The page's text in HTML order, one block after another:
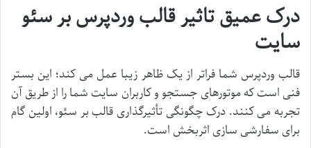
درک عمیق تاثیر قالب وردپرس بر سئو
سایت
قالب وردپرس شما فراتر از یک ظاهر زیبا عمل می کند؛ این بستر
فنی است که موتورهای جستجو و کاربران سایت شما را از طریق آن
تجربه می کنند. درک چگونگی تأثیرگذاری قالب بر سئو، اولین گام
برای سفارشی سازی اثربخش است.